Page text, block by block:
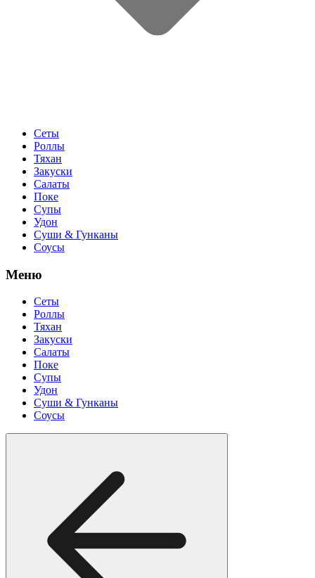
Сеты
Роллы
Тяхан
Закуски
Салаты
Поке
Супы
Удон
Суши & Гунканы
Соусы
Меню
Сеты
Роллы
Тяхан
Закуски
Салаты
Поке
Супы
Удон
Суши & Гунканы
Соусы